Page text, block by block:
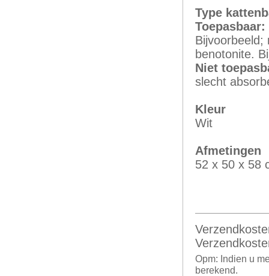
Type
Toepasbaar:
Bijvoorbeeld;
benotonite.
Niet
slecht
Kleur
Wit
Afmetingen
52 x 50 x 58
Opm: Indien u
berekend.